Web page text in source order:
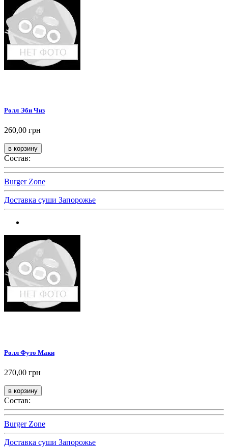
Ролл Эби Чиз
260,00 грн
Состав:
Burger Zone
Доставка суши Запорожье
Ролл Футо Маки
270,00 грн
Состав:
Burger Zone
Доставка суши Запорожье